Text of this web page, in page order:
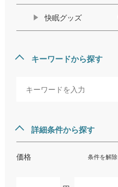
快眠グッズ
キーワードから探す
詳細条件から探す
価格 条件を解除